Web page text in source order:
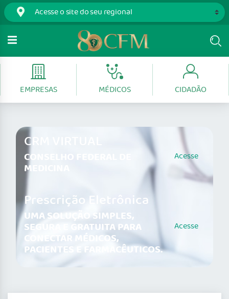
EMPRESAS MÉDICOS CIDADÃO
CRM VIRTUAL
CONSELHO FEDERAL DE
MEDICINA
Acesse
Prescrição Eletrônica
UMA SOLUÇÃO SIMPLES,
SEGURA E GRATUITA PARA
CONECTAR MÉDICOS,
PACIENTES E FARMACÊUTICOS.
Acesse